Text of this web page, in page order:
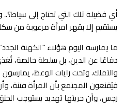
أي فضيلة تلك التي تحتاج إلى
يستقيم إلا بقهر امرأة مرعوبة من
ما يمارسه اليوم هؤلاء “الكهنة
دفاعًا عن الدين، بل سلطة خالصة،
والتملك. وتحت رايات الوعظ،
فيُقنعون المجتمع بأن المرأة فتنة،
رجس، وأن حريتها تهديد يستوجب